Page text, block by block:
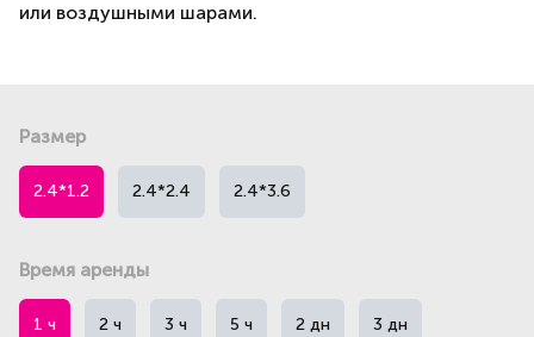
или воздушными шарами.
Размер
2.4*1.2 2.4*2.4 2.4*3.6
Время аренды
1 ч 2 ч 3 ч 5 ч 2 дн 3 дн